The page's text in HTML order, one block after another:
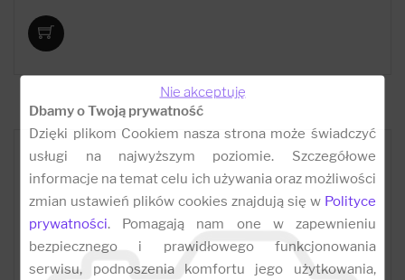
Nie akceptuję
Dbamy o Twoją prywatność
Dzięki plikom Cookiem nasza strona może świadczyć
usługi na najwyższym poziomie. Szczegółowe
informacje na temat celu ich używania oraz możliwości
zmian ustawień plików cookies znajdują się w Polityce
prywatności. Pomagają nam one w zapewnieniu
bezpiecznego i prawidłowego funkcjonowania
serwisu, podnoszenia komfortu jego użytkowania,